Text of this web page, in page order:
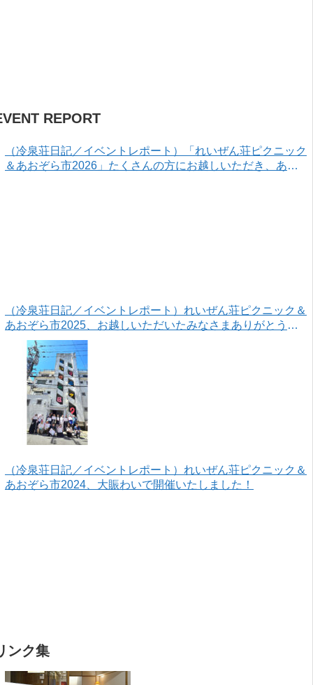
REPORT
（冷泉荘日記／イベントレポート）「れいぜん荘ピクニック
＆あおぞら市2026」たくさんの方にお越しいただき、あり
（冷泉荘日記／イベントレポート）れいぜん荘ピクニック＆
あおぞら市2025、お越しいただいたみなさまありがとうご
ざいました！
（冷泉荘日記／イベントレポート）れいぜん荘ピクニック＆
あおぞら市2024、大賑わいで開催いたしました！
ンク集